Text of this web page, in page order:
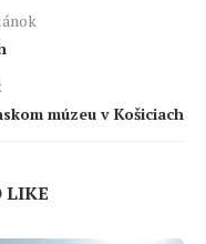
múzeu v Košiciach
LIKE